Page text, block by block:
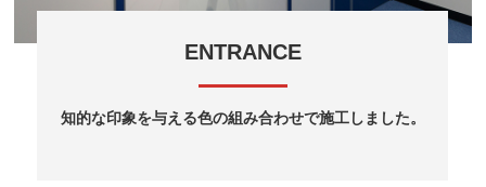
ENTRANCE
知的な印象を与える色の組み合わせで施工しました。